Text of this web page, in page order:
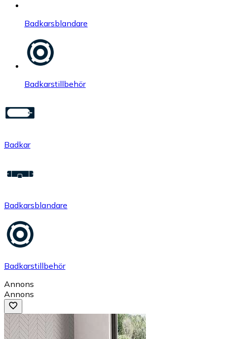
Badkarsblandare
Badkarstillbehör
Badkar
Badkarsblandare
Badkarstillbehör
Annons
Annons